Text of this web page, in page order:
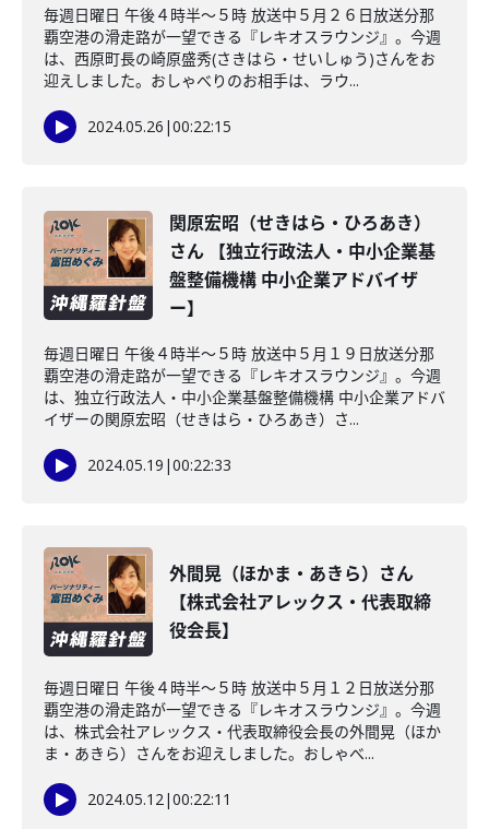
毎週日曜日 午後４時半～５時 放送中５月２６日放送分那
覇空港の滑走路が一望できる『レキオスラウンジ』。今週
は、西原町長の崎原盛秀(さきはら・せいしゅう)さんをお
迎えしました。おしゃべりのお相手は、ラウ...
2024.05.26 |00:22:15
関原宏昭（せきはら・ひろあき）
さん 【独立行政法人・中小企業基
盤整備機構 中小企業アドバイザ
ー】
毎週日曜日 午後４時半～５時 放送中５月１９日放送分那
覇空港の滑走路が一望できる『レキオスラウンジ』。今週
は、独立行政法人・中小企業基盤整備機構 中小企業アドバ
イザーの関原宏昭（せきはら・ひろあき）さ...
2024.05.19 |00:22:33
外間晃（ほかま・あきら）さん
【株式会社アレックス・代表取締
役会長】
毎週日曜日 午後４時半～５時 放送中５月１２日放送分那
覇空港の滑走路が一望できる『レキオスラウンジ』。今週
は、株式会社アレックス・代表取締役会長の外間晃（ほか
ま・あきら）さんをお迎えしました。おしゃべ...
2024.05.12|00:22:11